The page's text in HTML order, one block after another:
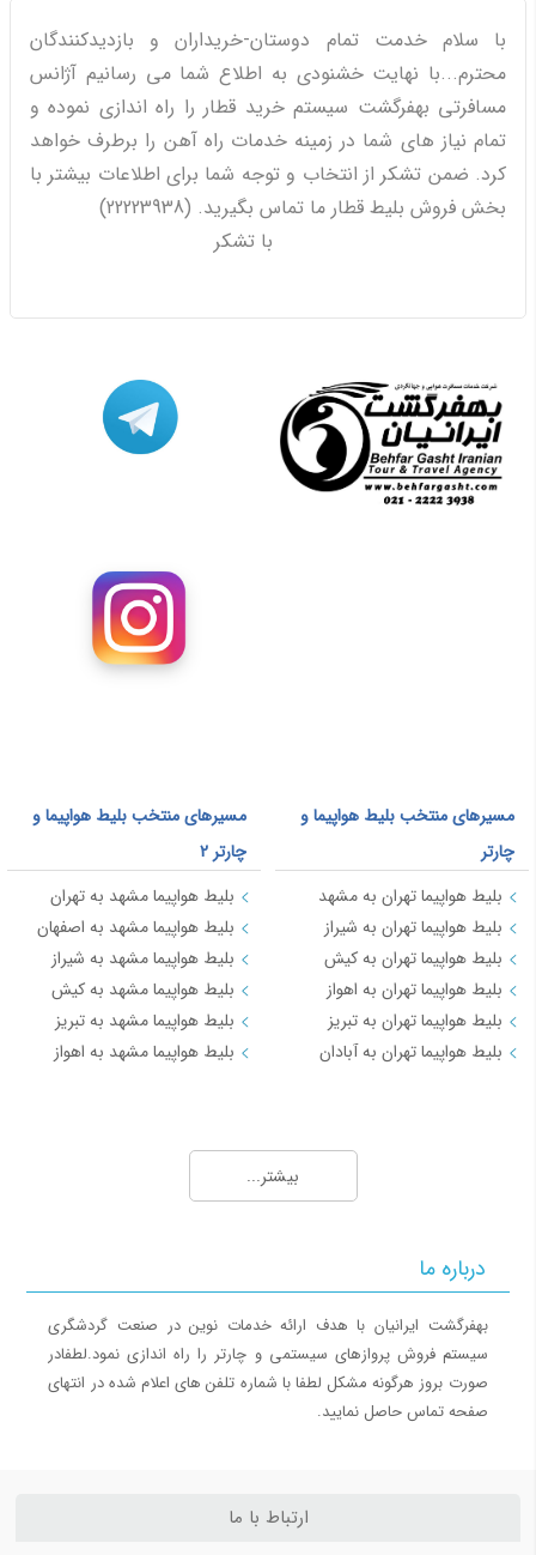
با سلام خدمت تمام دوستان-خریداران و بازدیدکنندگان
محترم...با نهایت خشنودی به اطلاع شما می رسانیم آژانس
مسافرتی بهفرگشت سیستم خرید قطار را راه اندازی نموده و
تمام نیاز های شما در زمینه خدمات راه آهن را برطرف خواهد
کرد. ضمن تشکر از انتخاب و توجه شما برای اطلاعات بیشتر با
بخش فروش بلیط قطار ما تماس بگیرید. (22223938)
با تشکر
مسیرهای منتخب بلیط هواپیما و
چارتر
بلیط هواپیما تهران به مشهد
بلیط هواپیما تهران به شیراز
بلیط هواپیما تهران به کیش
بلیط هواپیما تهران به اهواز
بلیط هواپیما تهران به تبریز
بلیط هواپیما تهران به آبادان
مسیرهای منتخب بلیط هواپیما و
چارتر 2
بلیط هواپیما مشهد به تهران
بلیط هواپیما مشهد به اصفهان
بلیط هواپیما مشهد به شیراز
بلیط هواپیما مشهد به کیش
بلیط هواپیما مشهد به تبریز
بلیط هواپیما مشهد به اهواز
بلیط هواپیما کیش به تهران
بلیط هواپیما کیش به اهواز
بلیط هواپیما کیش به بندرعباس
مسیرهای منتخب بلیط هواپیما و چارتر 4
بلیط هواپیما اهواز به تهران
بلیط هواپیما اصفهان به مشهد
بیشتر...
درباره ما
بهفرگشت ایرانیان با هدف ارائه خدمات نوین در صنعت گردشگری
سیستم فروش پروازهای سیستمی و چارتر را راه اندازی نمود.لطفادر
صورت بروز هرگونه مشکل لطفا با شماره تلفن های اعلام شده در انتهای
صفحه تماس حاصل نمایید.
ارتباط با ما